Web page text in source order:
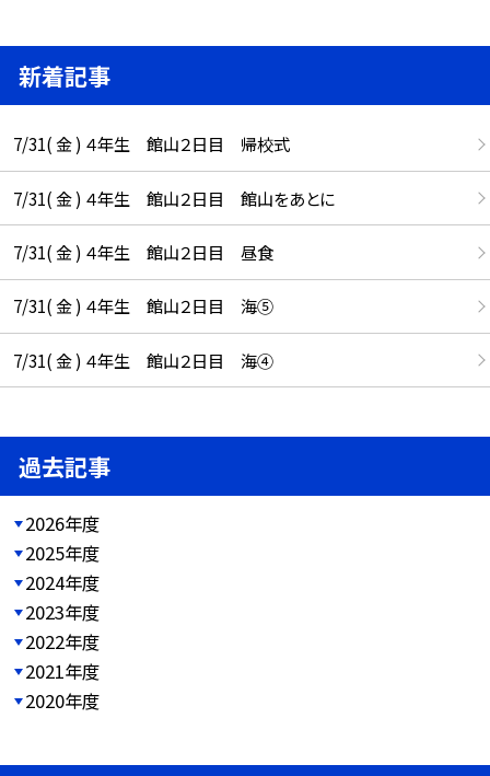
新着記事
7/31( 金 ) ４年生 館山２日目 帰校式
7/31( 金 ) ４年生 館山２日目 館山をあとに
7/31( 金 ) ４年生 館山２日目 昼食
7/31( 金 ) ４年生 館山２日目 海⑤
7/31( 金 ) ４年生 館山２日目 海④
過去記事
2026年度
2025年度
2024年度
2023年度
2022年度
2021年度
2020年度